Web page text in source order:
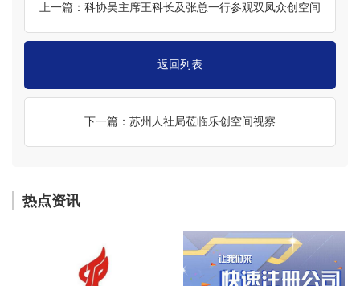
上一篇：科协吴主席王科长及张总一行参观双凤众创空间
返回列表
下一篇：苏州人社局莅临乐创空间视察
热点资讯